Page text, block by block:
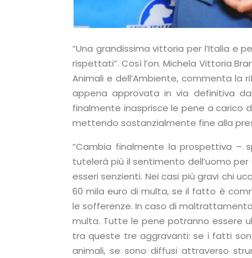
“Una grandissima vittoria per l’Italia e
rispettati”. Così l’on. Michela Vittoria
Animali e dell’Ambiente, commenta la
appena approvata in via definitiva
finalmente inasprisce le pene a carico
mettendo sostanzialmente fine alla
“Cambia finalmente la prospettiva –
tutelerà più il sentimento dell’uomo
esseri senzienti. Nei casi più gravi chi
60 mila euro di multa, se il fatto è
le sofferenze. In caso di
multa. Tutte le pene potranno essere
tra queste tre aggravanti: se i fatti
animali, se sono diffusi attraverso